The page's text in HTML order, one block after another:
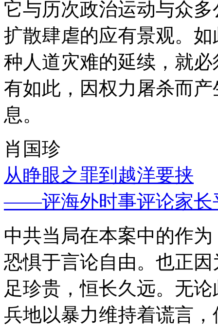
它与历次政治运动与众
扩散肆虐的应有景观。
种人道灾难的延续，就
有如此，因权力屠杀而
息。
肖国珍
从睁眼之罪到越洋要挟
——评海外时事评论家长
中共当局在本案中的作
恐惧于言论自由。也正
足珍贵，恒长久远。无
兵地以暴力维持着谎言